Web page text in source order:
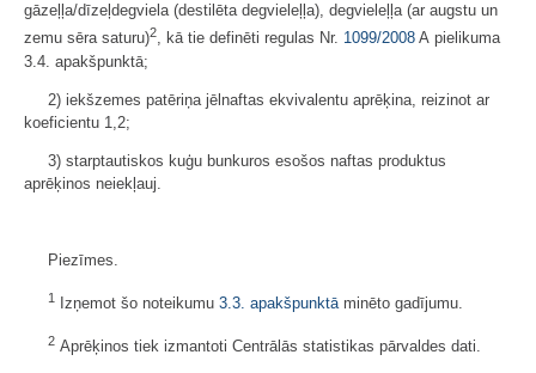
gāzeļļa/dīzeļdegviela (destilēta degvieleļļa), degvieleļļa (ar augstu un
zemu sēra saturu)2, kā tie definēti regulas Nr. 1099/2008 A pielikuma
3.4. apakšpunktā;
2) iekšzemes patēriņa jēlnaftas ekvivalentu aprēķina, reizinot ar
koeficientu 1,2;
3) starptautiskos kuģu bunkuros esošos naftas produktus
aprēķinos neiekļauj.
Piezīmes.
1 Izņemot šo noteikumu 3.3. apakšpunktā minēto gadījumu.
2 Aprēķinos tiek izmantoti Centrālās statistikas pārvaldes dati.